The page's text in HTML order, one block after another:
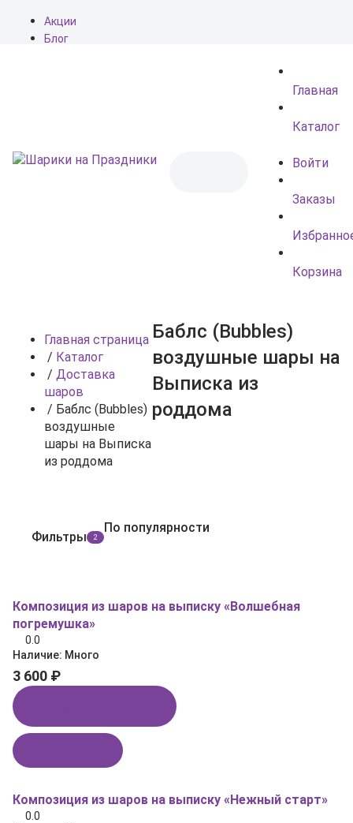
Акции
Блог
Главная
Каталог
Войти
Заказы
Корзина
Главная страница
/ Каталог
/ Доставка
шаров
/ Баблс (Bubbles)
воздушные
шары на Выписка
из роддома
Баблс (Bubbles)
воздушные шары на
Выписка из
роддома
Фильтры 2
По популярности
Композиция из шаров на выписку «Волшебная
погремушка»
0.0
Наличие: Много
3 600 ₽
Композиция из шаров на выписку «Нежный старт»
0.0